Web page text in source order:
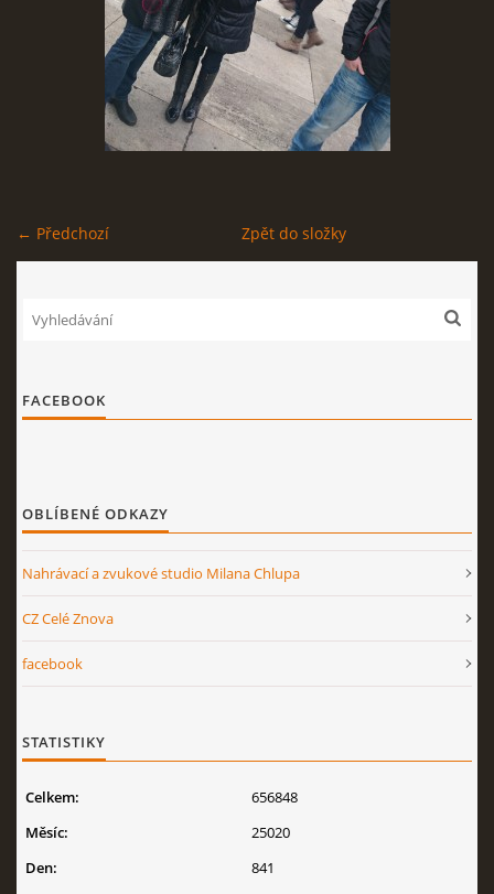
Kapela BUMERANG
Poříčany okr. Kolín
+420 724 629 042
© 2026 eStránky.cz |Tisk|Nahoru ↑
← Předchozí Zpět do složky
FACEBOOK
OBLÍBENÉ ODKAZY
Nahrávací a zvukové studio Milana Chlupa
CZ Celé Znova
facebook
STATISTIKY
Celkem:
656848
Měsíc:
25020
Den:
841